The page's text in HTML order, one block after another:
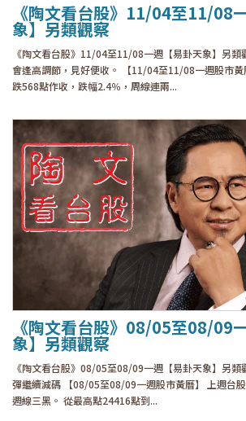
《陶文看台股》11/04至11/08
象】另類觀察
《陶文看台股》11/04至11/08一週【易卦天象】另類
會逢高調節，見好便收。 【11/04至11/08一週股市
跌568點作收，跌幅2.4％，周線連兩...
《陶文看台股》08/05至08/09
象】另類觀察
《陶文看台股》08/05至08/09一週【易卦天象】另類
彈繼續減碼 【08/05至08/09一週股市黃曆】 上週台
週線三黑。 從最高點24416點到...